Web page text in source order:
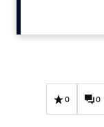
Effectiviteit
Gedragsverandering
0 0